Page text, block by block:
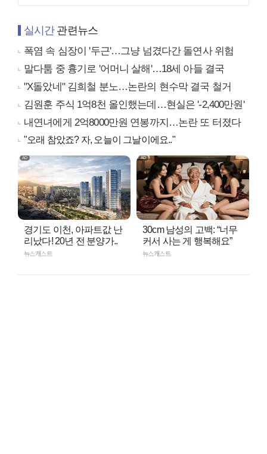
실시간관련뉴스
폭염 속 심장이 '두근'…그냥 넘겼다간 돌연사 위험
말다툼 중 흉기로 '어머니 살해'…18세 아들 결국
"X돌았네" 김희철 분노…논란의 현수막 결국 철거
김원훈 주식 1억8천 올인했는데…현실은 '-2,400만원'
내연녀에게 2억8000만원 연봉까지…논란 또 터졌다
"오래 참았죠? 자, 오늘이 그날이에요.."
경기도 이천, 아파트값 난
리났다! 20년 전 분양가..
뉴스캐스트
30cm 남성의 고백: “너무
커서 사는 게 행복해요”
뉴스캐스트